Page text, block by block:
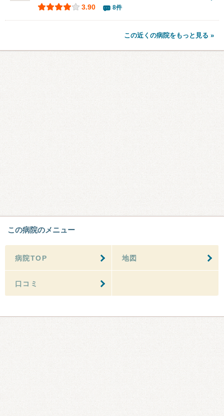
3.90 8件
この近くの病院をもっと見る »
この病院のメニュー
病院TOP 地図
口コミ